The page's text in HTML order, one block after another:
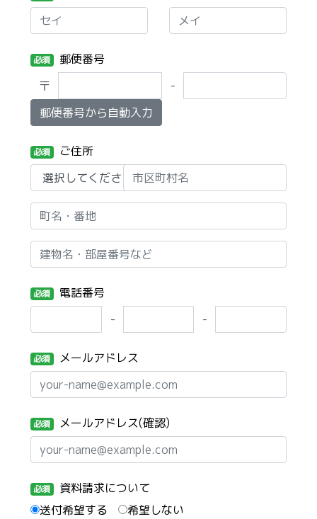
必須
郵便番号
〒
-
郵便番号から自動入力
必須 ご住所
必須
電話番号
-
-
必須 メールアドレス
必須 メールアドレス(確認)
必須
資料請求について
送付希望する
希望しない